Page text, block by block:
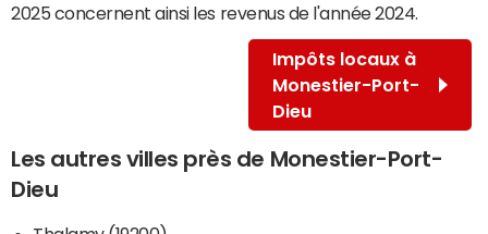
2025 concernent ainsi les revenus de l'année 2024.
Impôts locaux à
Monestier-Port-
Dieu
Les autres villes près de Monestier-Port-
Dieu